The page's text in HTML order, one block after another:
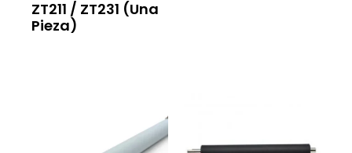
ZT211 / ZT231 (una
Pieza)